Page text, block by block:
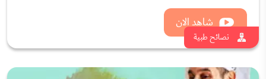
نصائح طبية
شاهد الان